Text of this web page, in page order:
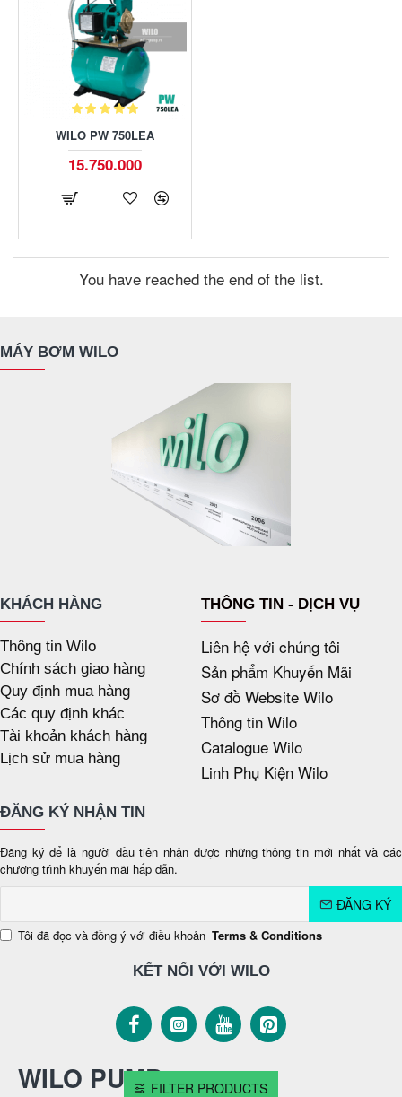
WILO PW 750LEA
15.750.000
You have reached the end of the list.
MÁY BƠM WILO
KHÁCH HÀNG
Thông tin Wilo
Chính sách giao hàng
Quy định mua hàng
Các quy định khác
Tài khoản khách hàng
Lịch sử mua hàng
THÔNG TIN - DỊCH VỤ
Liên hệ với chúng tôi
Sản phẩm Khuyến Mãi
Sơ đồ Website Wilo
Thông tin Wilo
Catalogue Wilo
Linh Phụ Kiện Wilo
ĐĂNG KÝ NHẬN TIN
Đăng ký để là người đầu tiên nhận được những thông tin mới nhất và các
chương trình khuyến mãi hấp dẫn.
ĐĂNG KÝ
Tôi đã đọc và đồng ý với điều khoản Terms & Conditions
KẾT NỐI VỚI WILO
WILO PUMPFILTER PRODUCTS